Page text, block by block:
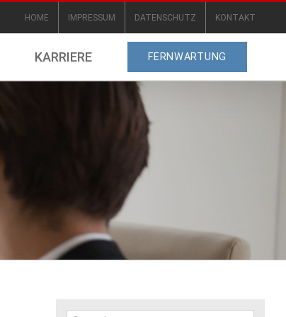
HOME IMPRESSUM DATENSCHUTZ KONTAKT
KARRIERE FERNWARTUNG